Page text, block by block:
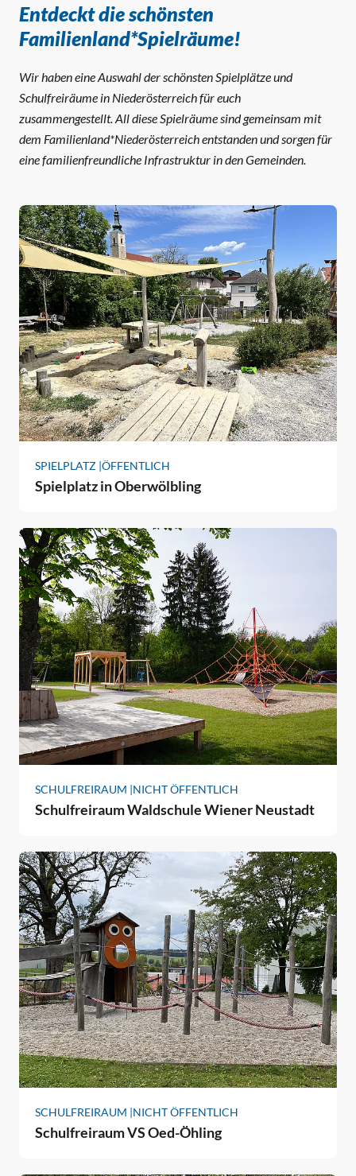
Entdeckt die schönsten
Familienland*Spielräume!
Wir haben eine Auswahl der schönsten Spielplätze und
Schulfreiräume in Niederösterreich für euch
zusammengestellt. All diese Spielräume sind gemeinsam mit
dem Familienland*Niederösterreich entstanden und sorgen für
eine familienfreundliche Infrastruktur in den Gemeinden.
SPIELPLATZ |ÖFFENTLICH
Spielplatz in Oberwölbling
SCHULFREIRAUM |NICHT ÖFFENTLICH
Schulfreiraum Waldschule Wiener Neustadt
SCHULFREIRAUM |NICHT ÖFFENTLICH
Schulfreiraum VS Oed-Öhling